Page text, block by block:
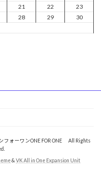
21 22
23
28 29
30
ォーワンONE FOR ONE All Rights
& VK All in One Expansion Unit